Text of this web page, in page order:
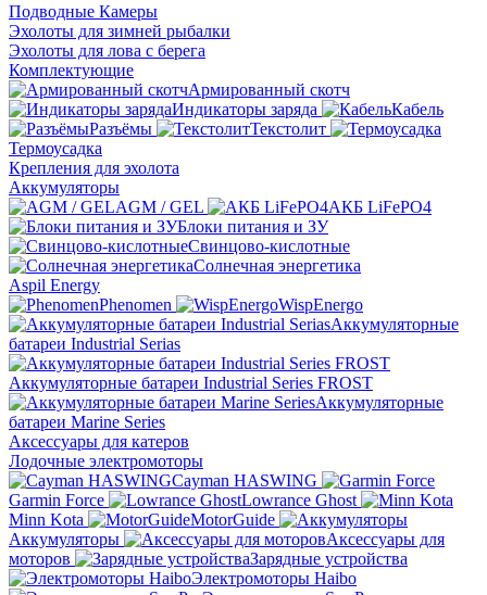
Подводные Камеры
Эхолоты для зимней рыбалки
Эхолоты для лова с берега
Комплектующие
Армированный скотч
Индикаторы заряда
Кабель
Разъёмы
Текстолит
Термоусадка
Крепления для эхолота
Аккумуляторы
AGM / GEL
АКБ LiFePO4
Блоки питания и ЗУ
Свинцово-кислотные
Солнечная энергетика
Aspil Energy
Phenomen
WispEnergo
Аккумуляторные
батареи Industrial Serias
Аккумуляторные батареи Industrial Series FROST
Аккумуляторные
батареи Marine Series
Аксессуары для катеров
Лодочные электромоторы
Cayman HASWING
Garmin Force
Lowrance Ghost
Minn Kota
MotorGuide
Аккумуляторы
Аксессуары для
моторов
Зарядные устройства
Электромоторы Haibo